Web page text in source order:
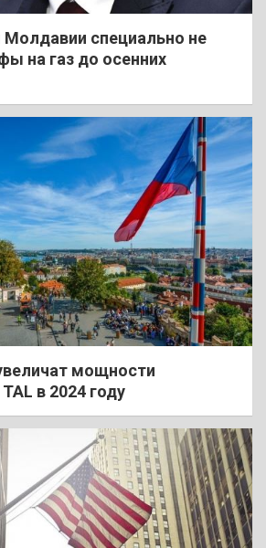
специально не
на газ до осенних
мощности
в 2024 году